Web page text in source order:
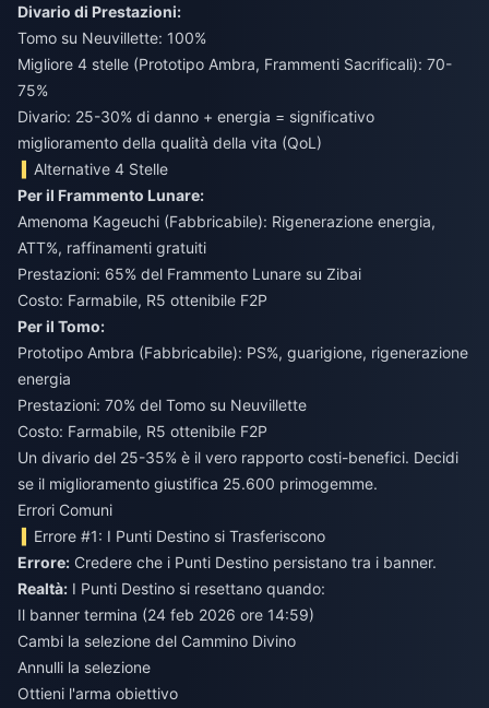
Divario di Prestazioni:
Tomo su Neuvillette: 100%
Migliore 4 stelle (Prototipo Ambra, Frammenti Sacrificali): 70-
75%
Divario: 25-30% di danno + energia = significativo
miglioramento della qualità della vita (QoL)
Alternative 4 Stelle
Per il Frammento Lunare:
Amenoma Kageuchi (Fabbricabile): Rigenerazione energia,
ATT%, raffinamenti gratuiti
Prestazioni: 65% del Frammento Lunare su Zibai
Costo: Farmabile, R5 ottenibile F2P
Per il Tomo:
Prototipo Ambra (Fabbricabile): PS%, guarigione, rigenerazione
energia
Prestazioni: 70% del Tomo su Neuvillette
Costo: Farmabile, R5 ottenibile F2P
Un divario del 25-35% è il vero rapporto costi-benefici. Decidi
se il miglioramento giustifica 25.600 primogemme.
Errori Comuni
Errore #1: I Punti Destino si Trasferiscono
Errore: Credere che i Punti Destino persistano tra i banner.
Realtà: I Punti Destino si resettano quando:
Il banner termina (24 feb 2026 ore 14:59)
Cambi la selezione del Cammino Divino
Annulli la selezione
Ottieni l'arma obiettivo